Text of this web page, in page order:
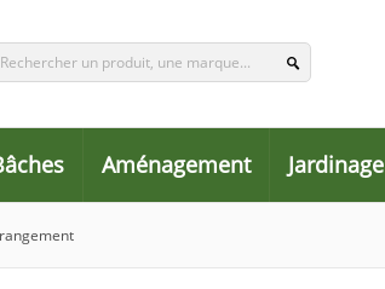
Aménagement Jardinage